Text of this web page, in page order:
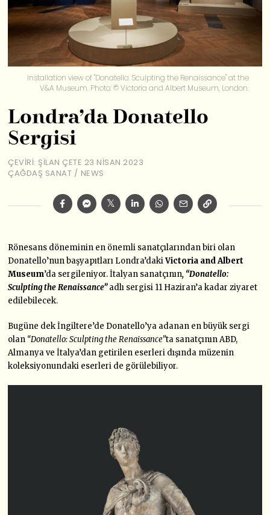
Installation view of "Donatello: Sculpting the Renaissance" at the
V&A Museum. Photo: © Victoria and Albert Museum, London.
Londra’da Donatello
Sergisi
ÇEVIRI: ŞILAN ÇETE 23 NISAN 2023
ÇAĞDAŞ SANAT / NEWS
Rönesans döneminin en önemli sanatçılarından biri olan
Donatello’nun başyapıtları Londra’dakiVictoria and Albert
Museum’da sergileniyor. İtalyan sanatçının, “Donatello:
Sculpting the Renaissance” adlı sergisi 11 Haziran’a kadar ziyaret
edilebilecek.
Bugüne dek İngiltere’de Donatello’ya adanan en büyük sergi
olan “Donatello: Sculpting the Renaissance”ta sanatçının ABD,
Almanya ve İtalya’dan getirilen eserleri dışında müzenin
koleksiyonundaki eserleri de görülebiliyor.